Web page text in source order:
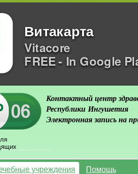
Витакарта
Vitacore
FREE - In Google
Контактный центр
Республики Ингушетия
Электронная запись на
учреждения Помощь